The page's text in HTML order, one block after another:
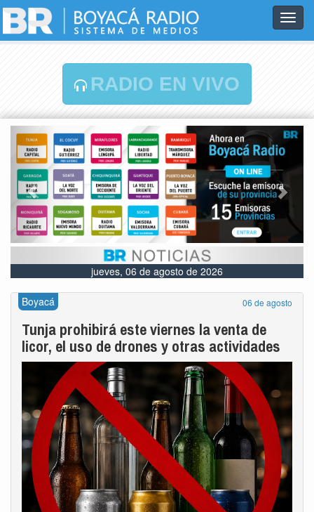
RADIO EN VIVO
Previous Next
jueves, 06 de agosto de 2026
Boyacá 06 de agosto
Tunja prohibirá este viernes la venta de
licor, el uso de drones y otras actividades